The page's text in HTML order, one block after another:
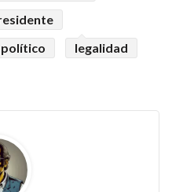
legalidad